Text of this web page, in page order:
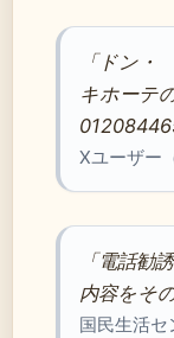
「ドン・
キホーテ
Xユーザー
「電話勧
内容をそ
国民生活セ